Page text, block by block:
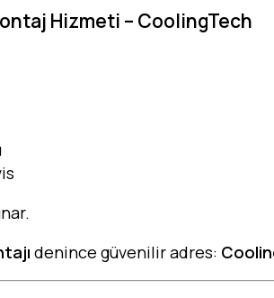
Hizmeti – CoolingTech
denince güvenilir adres: